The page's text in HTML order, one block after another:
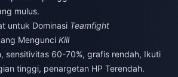
mulus.
untuk Dominasi Teamfight
MengunciKill
sensitivitas 60-70%, grafis rendah, Ikuti
tinggi, penargetan HP Terendah.